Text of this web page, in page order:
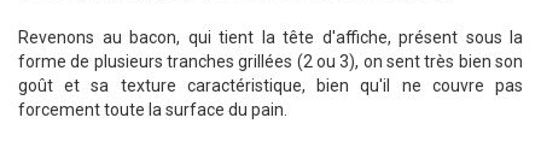
Revenons au bacon, qui tient la tête d'affiche, présent sous la
forme de plusieurs tranches grillées (2 ou 3), on sent très bien son
goût et sa texture caractéristique, bien qu'il ne couvre pas
forcement toute la surface du pain.